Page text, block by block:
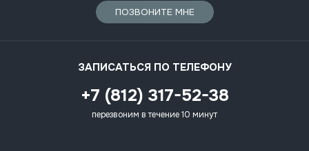
ПОЗВОНИТЕ МНЕ
ЗАПИСАТЬСЯ ПО ТЕЛЕФОНУ
+7 (812) 317-52-38
перезвоним в течение 10 минут